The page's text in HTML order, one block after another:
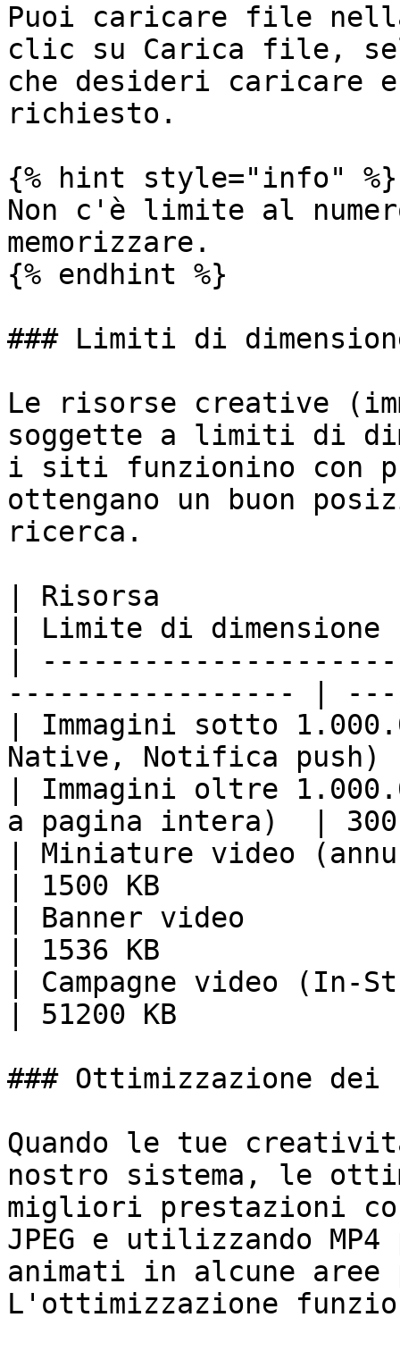
Puoi caricare file
clic su Carica file,
che desideri
richiesto.
{% hint style="info" %}
Non c'è limite al
memorizzare.
{% endhint %}
### Limiti di
Le risorse creative
soggette a limiti di
i siti funzionino con
ottengano un buon
ricerca.
| Risorsa
| Limite di dimensione
|
----------------- |
| Immagini sotto
Native, Notifica
| Immagini oltre
a pagina intera)  |
| Miniature video
| 1500 KB
| Banner video
| 1536 KB
| Campagne video (In-
| 51200 KB
### Ottimizzazione dei
Quando le tue
nostro sistema, le
migliori prestazioni
JPEG e utilizzando
animati in alcune
L'ottimizzazione